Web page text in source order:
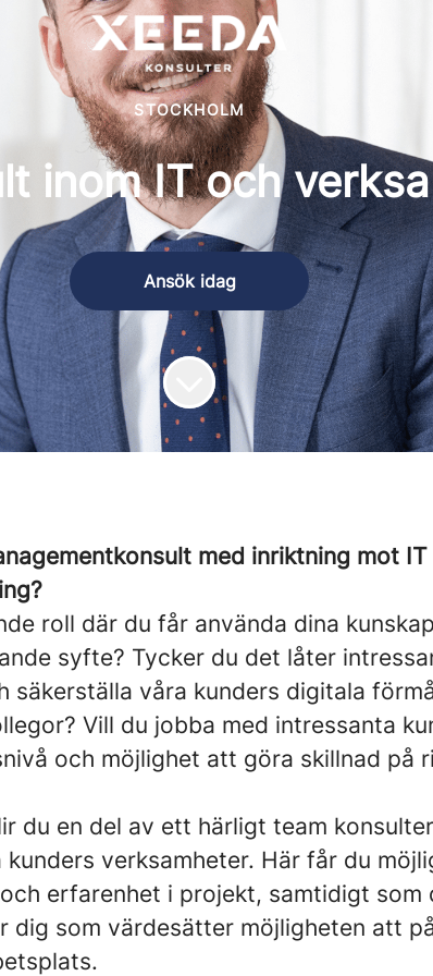
STOCKHOLM
inom IT och
Ansök idag
med inriktning mot IT
roll där du får använda dina
syfte? Tycker du det låter
säkerställa våra kunders digitala
Vill du jobba med intressanta
och möjlighet att göra skillnad på
du en del av ett härligt team
verksamheter. Här får du
erfarenhet i projekt, samtidigt som
dig som värdesätter möjligheten att